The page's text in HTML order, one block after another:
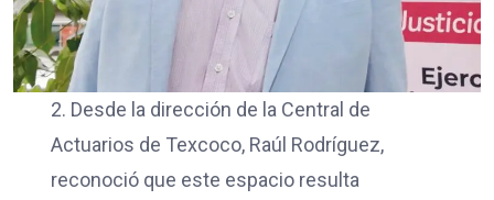
2. Desde la dirección de la Central de
Actuarios de Texcoco, Raúl Rodríguez,
reconoció que este espacio resulta